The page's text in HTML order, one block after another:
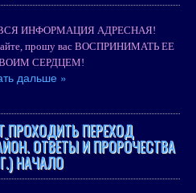
ВСЯ ИНФОРМАЦИЯ АДРЕСНАЯ!
прошу вас ВОСПРИНИМАТЬ ЕЕ
СЕРДЦЕМ!
дальше »
ПРОХОДИТЬ ПЕРЕХОД
ОТВЕТЫ И ПРОРОЧЕСТВА
НАЧАЛО